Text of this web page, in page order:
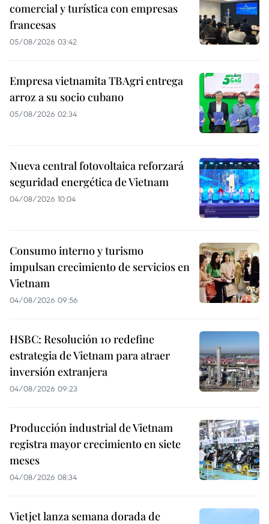
comercial y turística con empresas
francesas
05/08/2026 03:42
Empresa vietnamita TBAgri entrega
arroz a su socio cubano
05/08/2026 02:34
Nueva central fotovoltaica reforzará
seguridad energética de Vietnam
04/08/2026 10:04
Consumo interno y turismo
impulsan crecimiento de servicios en
Vietnam
04/08/2026 09:56
HSBC: Resolución 10 redefine
estrategia de Vietnam para atraer
inversión extranjera
04/08/2026 09:23
Producción industrial de Vietnam
registra mayor crecimiento en siete
meses
04/08/2026 08:34
Vietjet lanza semana dorada de